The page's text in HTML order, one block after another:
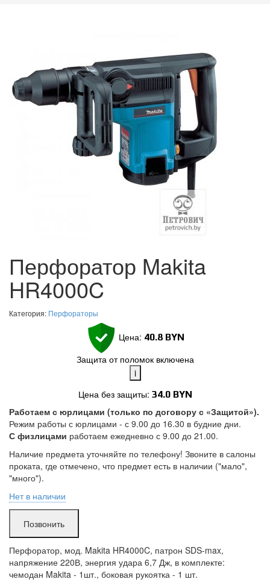
Перфоратор Makita
HR4000C
Категория: Перфораторы
Цена: 40.8 BYN
Защита от поломок включена
i
Поломки в работе покрыты.
Замена без ожидания.
Без скрытых платежей.
Подробнее
Цена без защиты: 34.0 BYN
Работаем с юрлицами (только по договору с «Защитой»).
Режим работы с юрлицами - с 9.00 до 16.30 в будние дни.
С физлицами работаем ежедневно с 9.00 до 21.00.
Наличие предмета уточняйте по телефону! Звоните в салоны
проката, где отмечено, что предмет есть в наличии ("мало",
"много").
Нет в наличии
Гурского: в аренде
много- можно приезжать без брони.
мало- нужно позвонить и забронировать*.
в аренде- нет в наличии.
Бронируем предмет только день в день
на 2 часа (время, чтобы
доехать до проката и забрать предмет) или вечером на утро
Позвонить
Перфоратор, мод. Makita HR4000C, патрон SDS-max,
напряжение 220В, энергия удара 6,7 Дж, в комплекте:
чемодан Makita - 1шт., боковая рукоятка - 1 шт.